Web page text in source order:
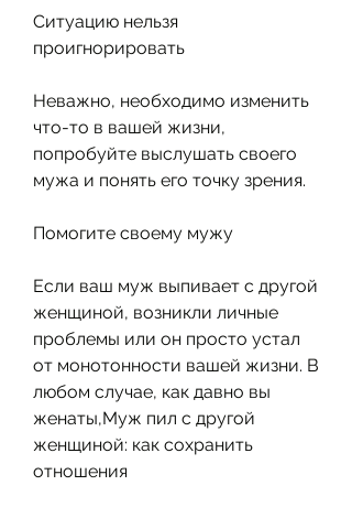
Ситуацию нельзя
проигнорировать
Неважно, необходимо изменить
что-то в вашей жизни,
попробуйте выслушать своего
мужа и понять его точку зрения.
Помогите своему мужу
Если ваш муж выпивает с другой
женщиной, возникли личные
проблемы или он просто устал
от монотонности вашей жизни. В
любом случае, как давно вы
женаты,Муж пил с другой
женщиной: как сохранить
отношения